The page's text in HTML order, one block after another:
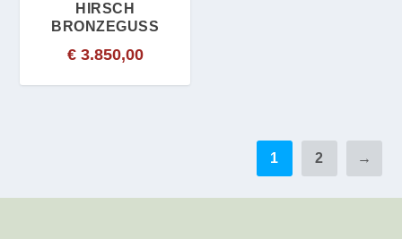
HIRSCH
BRONZEGUSS
€3.850,00
1 2 →